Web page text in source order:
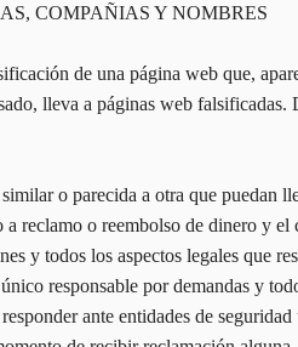
COMPAÑIAS Y NOMBRES
de una página web que,
lleva a páginas web
o parecida a otra que puedan
reclamo o reembolso de dinero
y todos los aspectos legales que
responsable por demandas y
ante entidades de